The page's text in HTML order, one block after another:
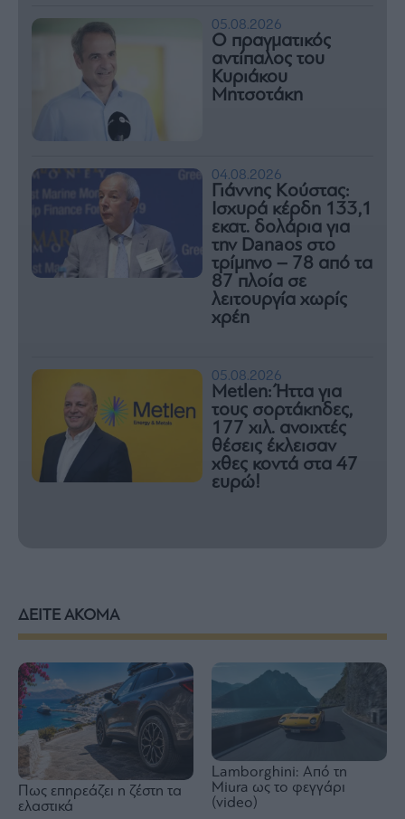
05.08.2026
Ο πραγματικός
αντίπαλος του
Κυριάκου
Μητσοτάκη
04.08.2026
Γιάννης Κούστας:
Ισχυρά κέρδη 133,1
εκατ. δολάρια για
την Danaos στο
τρίμηνο – 78 από τα
87 πλοία σε
λειτουργία χωρίς
χρέη
05.08.2026
Metlen: Ήττα για
τους σορτάκηδες,
177 χιλ. ανοιχτές
θέσεις έκλεισαν
χθες κοντά στα 47
ευρώ!
ΔΕΙΤΕ ΑΚΟΜΑ
Πως επηρεάζει η ζέστη τα
ελαστικά
Lamborghini: Από τη
Miura ως το φεγγάρι
(video)